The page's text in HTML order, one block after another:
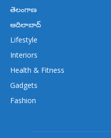
తెలంగాణ
ఆదిలాబాద్
Lifestyle
Interiors
Health & Fitness
Gadgets
Fashion